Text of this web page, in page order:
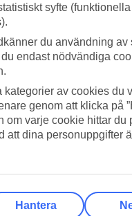
syfte
du användning
endast nödvändiga
kategorier av cookies du
genom att klicka på
om varje cookie hittar du
att dina personuppgifter
Hantera